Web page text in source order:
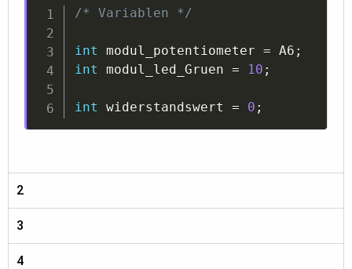
/* Variablen */
int modul_potentiometer = A6 ;
int modul_led_Gruen = 10 ;
int widerstandswert = 0 ;
2
3
4